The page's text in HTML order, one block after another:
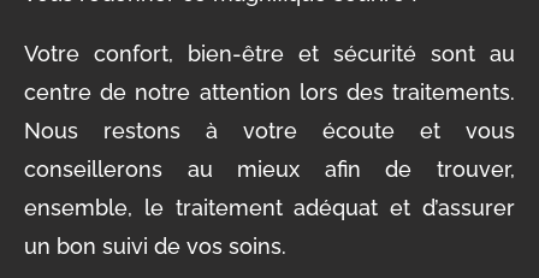
Votre confort, bien-être et sécurité sont au
centre de notre attention lors des traitements.
Nous restons à votre écoute et vous
conseillerons au mieux afin de trouver,
ensemble, le traitement adéquat et d’assurer
un bon suivi de vos soins.